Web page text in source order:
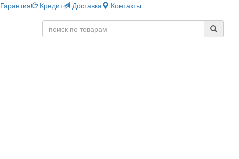
Гарантия Кредит Доставка
Контакты